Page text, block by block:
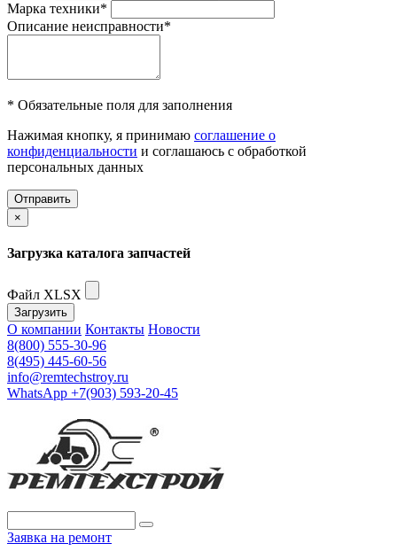
Марка техники*
Описание неисправности*
* Обязательные поля для заполнения
Нажимая кнопку, я принимаю соглашение о
конфиденциальности и соглашаюсь с обработкой
персональных данных
Отправить
×
Загрузка каталога запчастей
Файл XLSX
Загрузить
О компании Контакты Новости
8(800) 555-30-96
8(495) 445-60-56
info@remtechstroy.ru
WhatsApp +7(903) 593-20-45
Заявка на ремонт